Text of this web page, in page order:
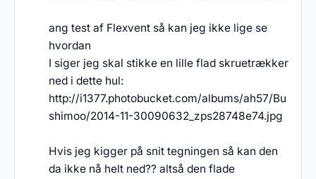
ang test af Flexvent så kan jeg ikke lige se
hvordan
I siger jeg skal stikke en lille flad skruetrækker
ned i dette hul:
http://i1377.photobucket.com/albums/ah57/Bu
shimoo/2014-11-30090632_zps28748e74.jpg
Hvis jeg kigger på snit tegningen så kan den
da ikke nå helt ned?? altså den flade